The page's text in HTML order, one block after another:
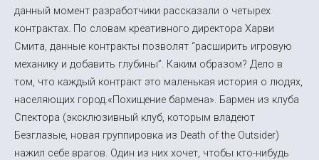
данный момент разработчики рассказали о четырех
контрактах. По словам креативного директора Харви
Смита, данные контракты позволят “расширить игровую
механику и добавить глубины”. Каким образом? Дело в
том, что каждый контракт это маленькая история о людях,
населяющих город.«Похищение бармена». Бармен из клуба
Спектора (эксклюзивный клуб, которым владеют
Безглазые, новая группировка из Death of the Outsider)
нажил себе врагов. Один из них хочет, чтобы кто-нибудь